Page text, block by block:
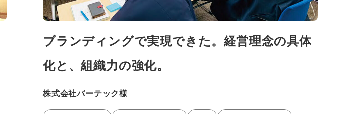
ブランディングで実現できた。経営理念の具体
化と、組織力の強化。
株式会社バーテック様